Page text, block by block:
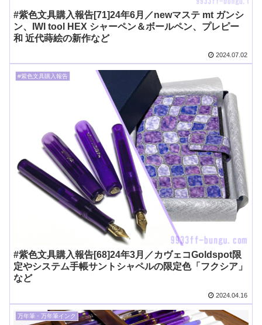
#紫色文具購入報告[71]24年6月／newマステ mt ガンシ
ン、IWI tool HEX シャーペン＆ボールペン、プレピー
和 近代蒔絵の新作など
2024.07.02
#紫色文具購入報告
#紫色文具購入報告[68]24年3月／カヴェコGoldspot限
定やシステム手帳サントシャペルの限定色「フクシア」
など
2024.04.16
万年筆・万年筆インク